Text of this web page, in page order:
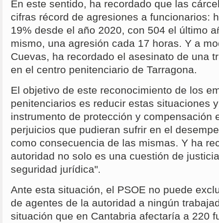
En este sentido, ha recordado que las
cifras récord de agresiones a funcionarios:
19% desde el año 2020, con 504 el último
mismo, una agresión cada 17 horas. Y a
Cuevas, ha recordado el asesinato de una
en el centro penitenciario de Tarragona.
El objetivo de este reconocimiento de los
penitenciarios es reducir estas situaciones
instrumento de protección y compensación
perjuicios que pudieran sufrir en el
como consecuencia de las mismas. Y ha
autoridad no solo es una cuestión de
seguridad jurídica".
Ante esta situación, el PSOE no puede
de agentes de la autoridad a ningún
situación que en Cantabria afectaría a 220